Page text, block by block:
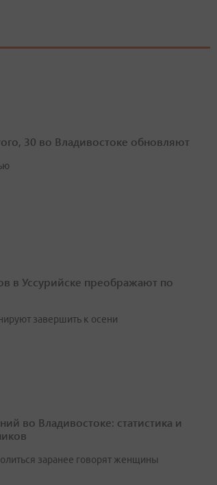
30 во Владивостоке обновляют
в Уссурийске преображают по
завершить к осени
во Владивостоке: статистика и
заранее говорят женщины